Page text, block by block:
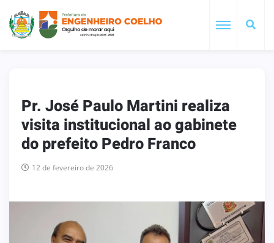
Pr. José Paulo Martini realiza
visita institucional ao gabinete
do prefeito Pedro Franco
12 de fevereiro de 2026